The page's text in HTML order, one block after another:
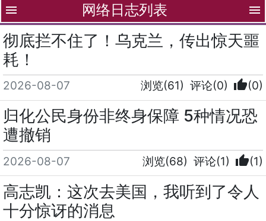
menu 网络日志列表 menu
彻底拦不住了！乌克兰，传出惊天噩
耗！
2026-08-07 浏览(61) 评论(0) thumb_up(0)
归化公民身份非终身保障 5种情况恐
遭撤销
2026-08-07 浏览(68) 评论(1) thumb_up(1)
高志凯：这次去美国，我听到了令人
十分惊讶的消息